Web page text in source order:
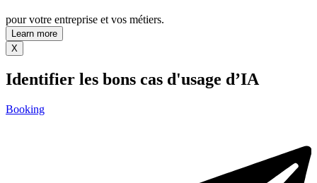
pour votre entreprise et vos métiers.
Learn more
X
Identifier les bons cas d'usage d’IA
Booking